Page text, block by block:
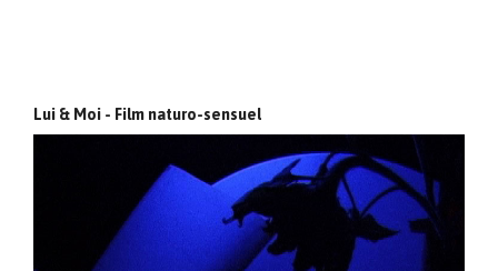
Lui & Moi - Film naturo-sensuel